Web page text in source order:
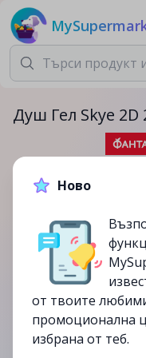
Душ Гел Skye
10.99лв.
23/10
Ново
от твоите
промоционална
избрана от теб.